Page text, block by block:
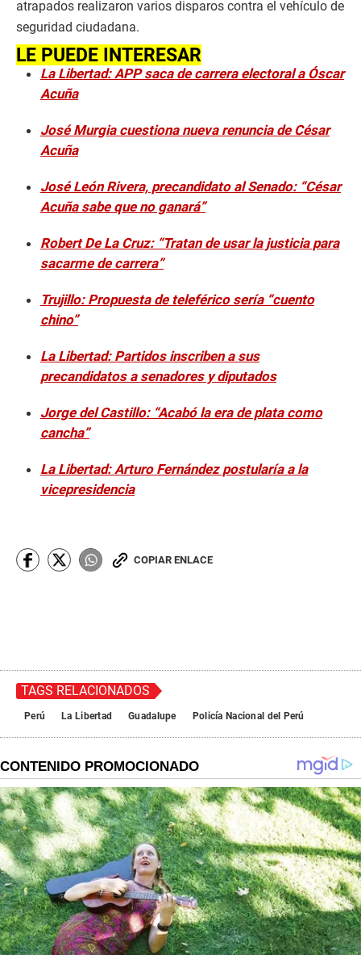
atrapados realizaron varios disparos contra el vehículo de
seguridad ciudadana.
LE PUEDE INTERESAR
La Libertad: APP saca de carrera electoral a Óscar
Acuña
José Murgia cuestiona nueva renuncia de César
Acuña
José León Rivera, precandidato al Senado: “César
Acuña sabe que no ganará”
Robert De La Cruz: “Tratan de usar la justicia para
sacarme de carrera”
Trujillo: Propuesta de teleférico sería “cuento
chino”
La Libertad: Partidos inscriben a sus
precandidatos a senadores y diputados
Jorge del Castillo: “Acabó la era de plata como
cancha”
La Libertad: Arturo Fernández postularía a la
vicepresidencia
COPIAR ENLACE
TAGS RELACIONADOS
Perú La Libertad Guadalupe Policía Nacional del Perú